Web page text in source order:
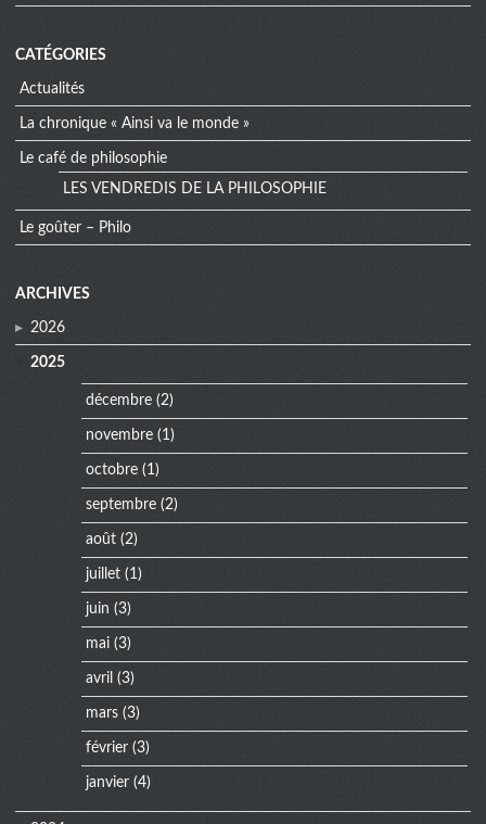
CATÉGORIES
Actualités
La chronique « Ainsi va le monde »
Le café de philosophie
LES VENDREDIS DE LA PHILOSOPHIE
Le goûter – Philo
menu
ARCHIVES
2026
2025
décembre(2)
novembre(1)
octobre(1)
septembre(2)
août(2)
juillet(1)
juin (3)
mai(3)
avril (3)
mars(3)
février(3)
janvier(4)